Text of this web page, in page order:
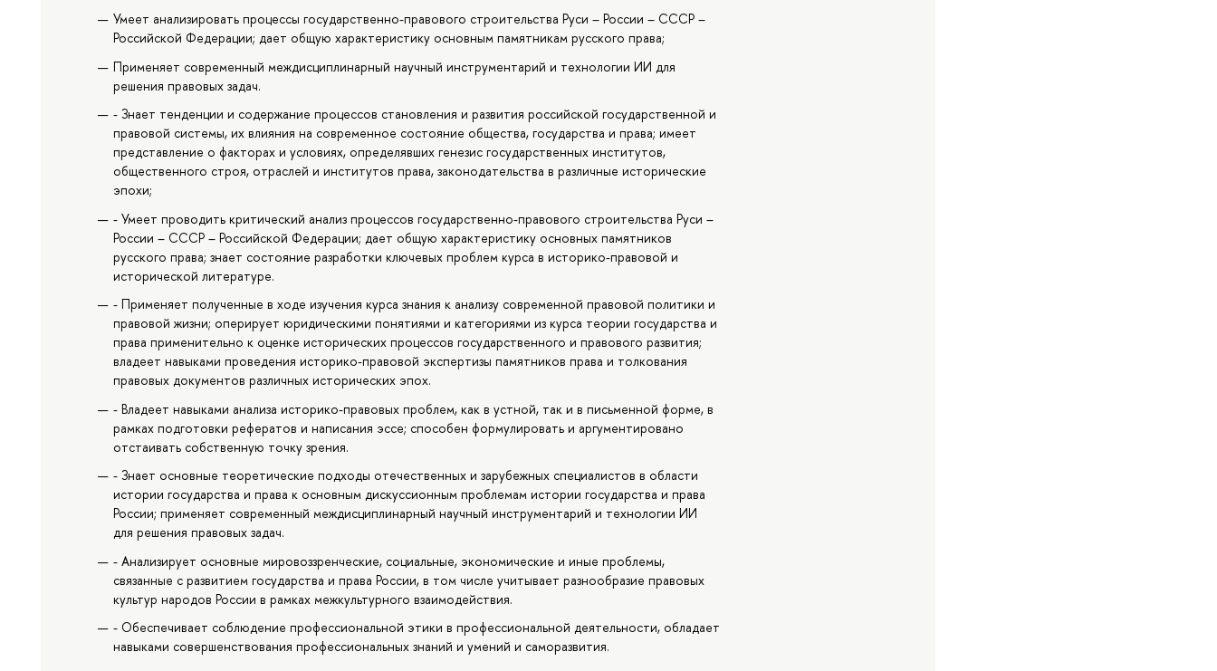
Умеет анализировать процессы государственно-правового строительства Руси – России – СССР –
Российской Федерации; дает общую характеристику основным памятникам русского права;
Применяет современный междисциплинарный научный инструментарий и технологии ИИ для
решения правовых задач.
- Знает тенденции и содержание процессов становления и развития российской государственной и
правовой системы, их влияния на современное состояние общества, государства и права; имеет
представление о факторах и условиях, определявших генезис государственных институтов,
общественного строя, отраслей и институтов права, законодательства в различные исторические
эпохи;
- Умеет проводить критический анализ процессов государственно-правового строительства Руси –
России – СССР – Российской Федерации; дает общую характеристику основных памятников
русского права; знает состояние разработки ключевых проблем курса в историко-правовой и
исторической литературе.
- Применяет полученные в ходе изучения курса знания к анализу современной правовой политики и
правовой жизни; оперирует юридическими понятиями и категориями из курса теории государства и
права применительно к оценке исторических процессов государственного и правового развития;
владеет навыками проведения историко-правовой экспертизы памятников права и толкования
правовых документов различных исторических эпох.
- Владеет навыками анализа историко-правовых проблем, как в устной, так и в письменной форме, в
рамках подготовки рефератов и написания эссе; способен формулировать и аргументировано
отстаивать собственную точку зрения.
- Знает основные теоретические подходы отечественных и зарубежных специалистов в области
истории государства и права к основным дискуссионным проблемам истории государства и права
России; применяет современный междисциплинарный научный инструментарий и технологии ИИ
для решения правовых задач.
- Анализирует основные мировоззренческие, социальные, экономические и иные проблемы,
связанные с развитием государства и права России, в том числе учитывает разнообразие правовых
культур народов России в рамках межкультурного взаимодействия.
- Обеспечивает соблюдение профессиональной этики в профессиональной деятельности, обладает
навыками совершенствования профессиональных знаний и умений и саморазвития.